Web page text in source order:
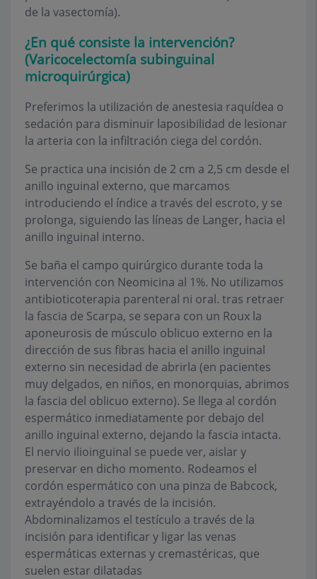
de la vasectomía).
¿En qué consiste la intervención?
(Varicocelectomía subinguinal
microquirúrgica)
Preferimos la utilización de anestesia raquídea o
sedación para disminuir laposibilidad de lesionar
la arteria con la infiltración ciega del cordón.
Se practica una incisión de 2 cm a 2,5 cm desde el
anillo inguinal externo, que marcamos
introduciendo el índice a través del escroto, y se
prolonga, siguiendo las líneas de Langer, hacia el
anillo inguinal interno.
Se baña el campo quirúrgico durante toda la
intervención con Neomicina al 1%. No utilizamos
antibioticoterapia parenteral ni oral. tras retraer
la fascia de Scarpa, se separa con un Roux la
aponeurosis de músculo oblicuo externo en la
dirección de sus fibras hacia el anillo inguinal
externo sin necesidad de abrirla (en pacientes
muy delgados, en niños, en monorquias, abrimos
la fascia del oblicuo externo). Se llega al cordón
espermático inmediatamente por debajo del
anillo inguinal externo, dejando la fascia intacta.
El nervio ilioinguinal se puede ver, aislar y
preservar en dicho momento. Rodeamos el
cordón espermático con una pinza de Babcock,
extrayéndolo a través de la incisión.
Abdominalizamos el testículo a través de la
incisión para identificar y ligar las venas
espermáticas externas y cremastéricas, que
suelen estar dilatadas